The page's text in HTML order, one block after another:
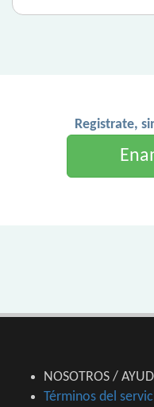
Registrate,
NOSOTROS /
Términos del